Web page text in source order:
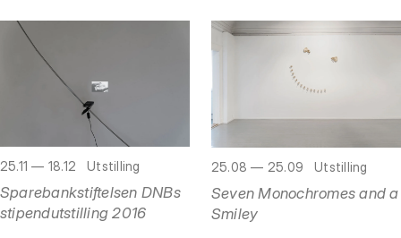
25.11 — 18.12 Utstilling
Sparebankstiftelsen DNBs
stipendutstilling 2016
25.08 — 25.09 Utstilling
Seven Monochromes and a
Smiley